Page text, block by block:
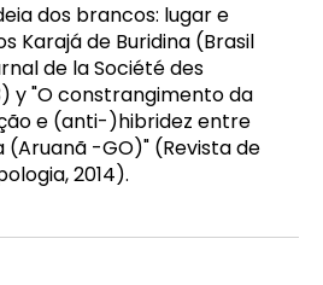
dos brancos: lugar e
Karajá de Buridina (Brasil
de la Société des
y "O constrangimento da
e (anti-)hibridez entre
(Aruanã -GO)" (Revista de
2014).